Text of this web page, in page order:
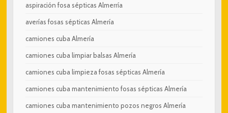
aspiración fosa sépticas Almerría
averías fosas sépticas Almería
camiones cuba Almería
camiones cuba limpiar balsas Almería
camiones cuba limpieza fosas sépticas Almería
camiones cuba mantenimiento fosas sépticas Almería
camiones cuba mantenimiento pozos negros Almería